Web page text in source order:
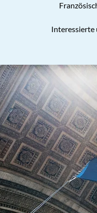
Interessierte